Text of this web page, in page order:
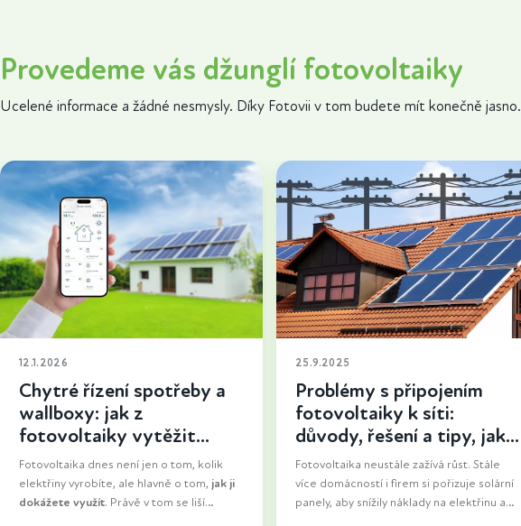
Provedeme vás džunglí fotovoltaiky
Ucelené informace a žádné nesmysly. Díky Fotovii v tom budete mít konečně jasno.
12.1.2026
Chytré řízení spotřeby a
wallboxy: jak z
fotovoltaiky vytěžit
maximum
Fotovoltaika dnes není jen o tom, kolik
elektřiny vyrobíte, ale hlavně o tom, jak ji
dokážete využít. Právě v tom se liší
25.9.2025
Problémy s připojením
fotovoltaiky k síti:
důvody, řešení a tipy, jak
uspět
Fotovoltaika neustále zažívá růst. Stále
více domácností i firem si pořizuje solární
panely, aby snížily náklady na elektřinu a